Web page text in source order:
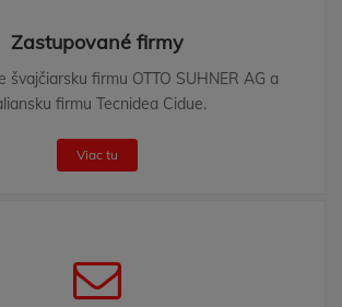
Zastupované firmy
švajčiarsku firmu OTTO SUHNER AG a
firmu Tecnidea Cidue.
Viac tu